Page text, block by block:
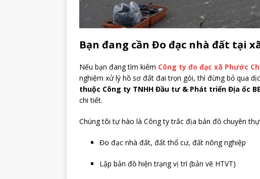
Bạn đang cần Đo đạc nhà đất tại
Nếu bạn đang tìm kiếm Công ty đo đạc xã Phước
nghiệm xử lý hồ sơ đất đai trọn gói, thì đừng bỏ qua
thuộc Công ty TNHH Đầu tư & Phát triển Địa ốc
chi tiết.
Chúng tôi tự hào là Công ty trắc địa bản đồ chuyên
Đo đạc nhà đất, đất thổ cư, đất nông nghiệp
Lập bản đồ hiện trạng vị trí (bản vẽ HTVT)